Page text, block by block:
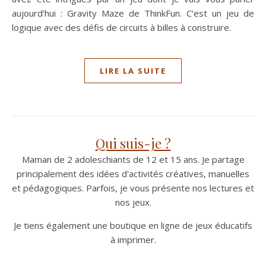
aujourd’hui : Gravity Maze de ThinkFun. C’est un jeu de
logique avec des défis de circuits à billes à construire.
LIRE LA SUITE
Qui suis-je ?
Maman de 2 adoleschiants de 12 et 15 ans. Je partage
principalement des idées d'activités créatives, manuelles
et pédagogiques. Parfois, je vous présente nos lectures et
nos jeux.
Je tiens également une boutique en ligne de jeux éducatifs
à imprimer.